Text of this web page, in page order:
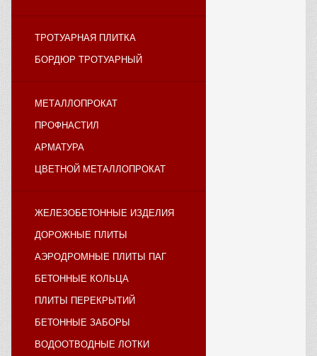
ТРОТУАРНАЯ ПЛИТКА
БОРДЮР ТРОТУАРНЫЙ
МЕТАЛЛОПРОКАТ
ПРОФНАСТИЛ
АРМАТУРА
ЦВЕТНОЙ МЕТАЛЛОПРОКАТ
ЖЕЛЕЗОБЕТОННЫЕ ИЗДЕЛИЯ
ДОРОЖНЫЕ ПЛИТЫ
АЭРОДРОМНЫЕ ПЛИТЫ ПАГ
БЕТОННЫЕ КОЛЬЦА
ПЛИТЫ ПЕРЕКРЫТИЙ
БЕТОННЫЕ ЗАБОРЫ
ВОДООТВОДНЫЕ ЛОТКИ